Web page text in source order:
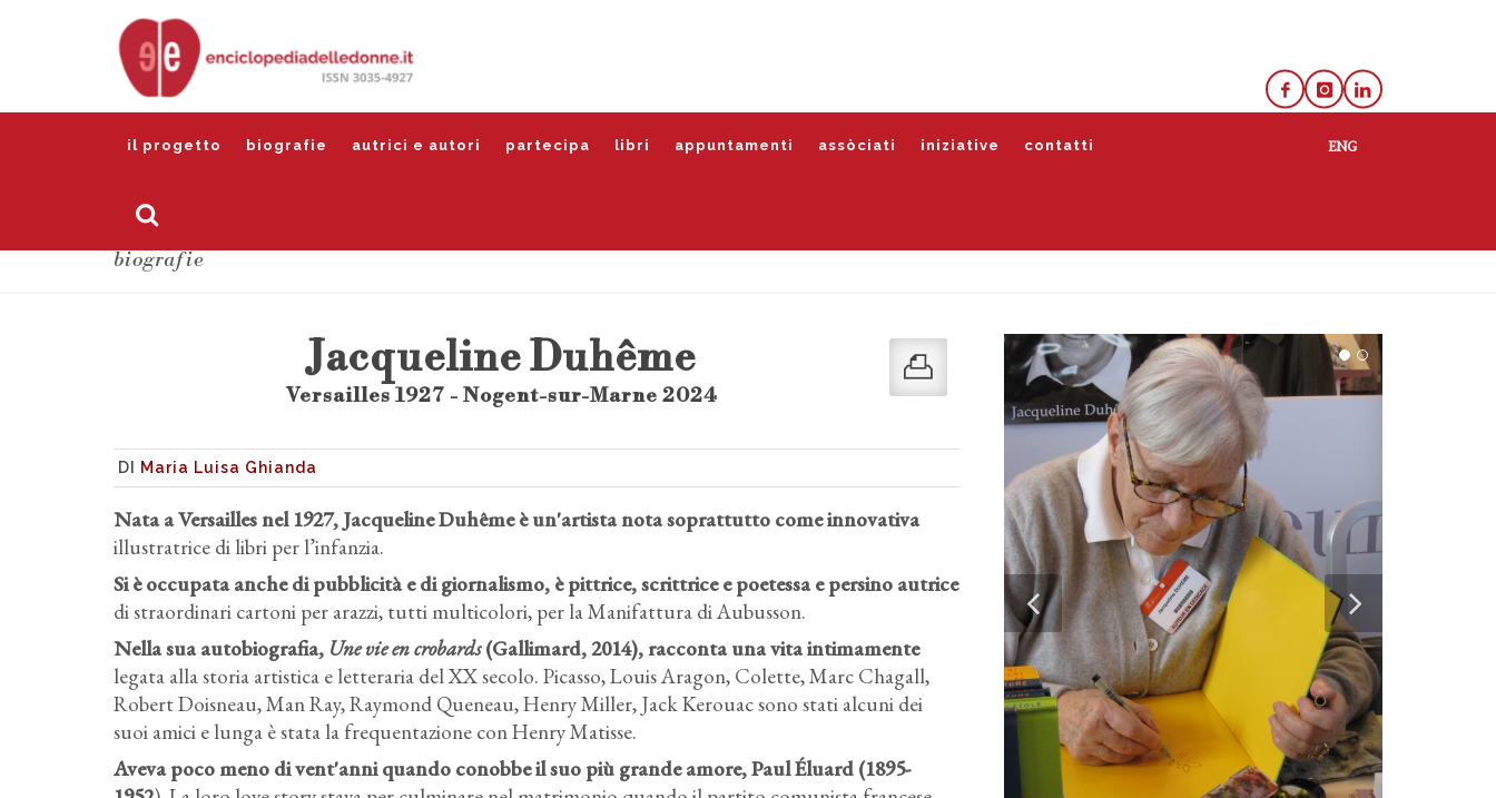
il progetto biografie autrici e autori partecipa libri appuntamenti assòciati iniziative contatti
biografie
dal volume "Mrs. Kennedy Goes Abroad: Vibhuti Patel,
disegnata da Jaqueline Duheme del viaggio in Francia di
jacqueline e John F. Kennedy.
Jacqueline Duhême
Versailles 1927 - Nogent-sur-Marne 2024
DI Maria Luisa Ghianda
Nata a Versailles nel 1927, Jacqueline Duhême è un'artista nota soprattutto come innovativa
illustratrice di libri per l’infanzia.
Si è occupata anche di pubblicità e di giornalismo, è pittrice, scrittrice e poetessa e persino autrice
di straordinari cartoni per arazzi, tutti multicolori, per la Manifattura di Aubusson.
Nella sua autobiografia, Une vie en crobards(Gallimard, 2014), racconta una vita intimamente
legata alla storia artistica e letteraria del XX secolo. Picasso, Louis Aragon, Colette, Marc Chagall,
Robert Doisneau, Man Ray, Raymond Queneau, Henry Miller, Jack Kerouac sono stati alcuni dei
suoi amici e lunga è stata la frequentazione con Henry Matisse.
Aveva poco meno di vent'anni quando conobbe il suo più grande amore, Paul Éluard (1895-